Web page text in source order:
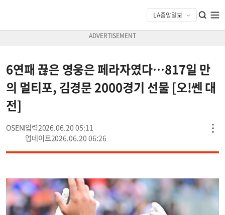
6연패 끊은 영웅은 페라자였다…817일 만
의 멀티포, 김경문 2000경기 선물 [오!쎈 대
전]
OSEN
2026.06.20 05:11
2026.06.20 06:26